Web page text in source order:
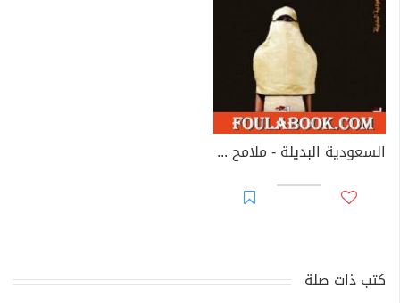
السعودية البديلة - ملامح الدولة الرابعة
كتب ذات صلة